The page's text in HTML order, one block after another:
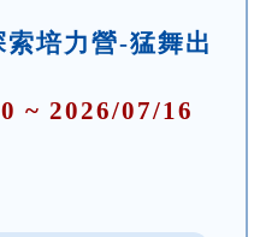
培力營-猛舞出
~ 2026/07/16